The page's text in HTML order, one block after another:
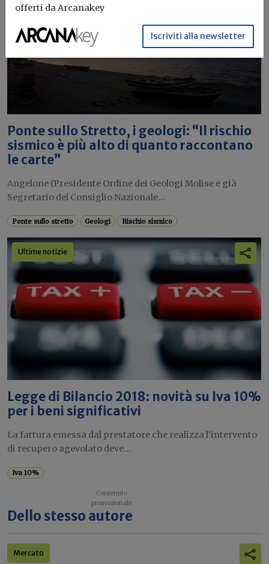
Ponte sullo Stretto, i geologi: “Il rischio
sismico è più alto di quanto raccontano
le carte”
Angelone (Presidente Ordine dei Geologi Molise e già
Segretario del Consiglio Nazionale...
Ponte sullo stretto Geologi Rischio sismico
Ultime notizie
Legge di Bilancio 2018: novità su Iva 10%
per i beni significativi
La fattura emessa dal prestatore che realizza l’intervento
di recupero agevolato deve...
Iva 10%
Dello stesso autore
Mercato
offerti da Arcanakey
Iscriviti alla newsletter